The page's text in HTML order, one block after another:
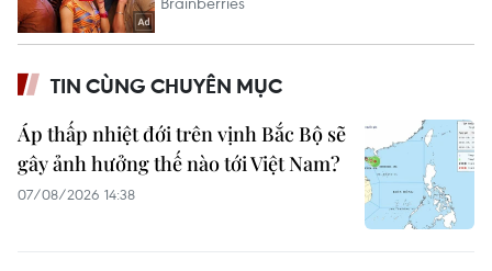
TIN CÙNG CHUYÊN MỤC
Áp thấp nhiệt đới trên vịnh Bắc Bộ sẽ
gây ảnh hưởng thế nào tới Việt Nam?
07/08/2026 14:38